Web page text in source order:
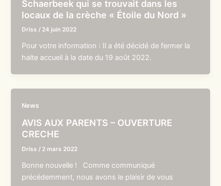
Schaerbeek qui se trouvait dans les
locaux de la crèche « Étoile du Nord »
Driss / 24 juin 2022
Pour votre information : Il a été décidé de fermer la
halte accueil à la date du 19 août 2022.
News
AVIS AUX PARENTS – OUVERTURE
CRECHE
Driss / 2 mars 2022
Bonne nouvelle ! Comme communiqué
précédemment, nous avons le plaisir de vous